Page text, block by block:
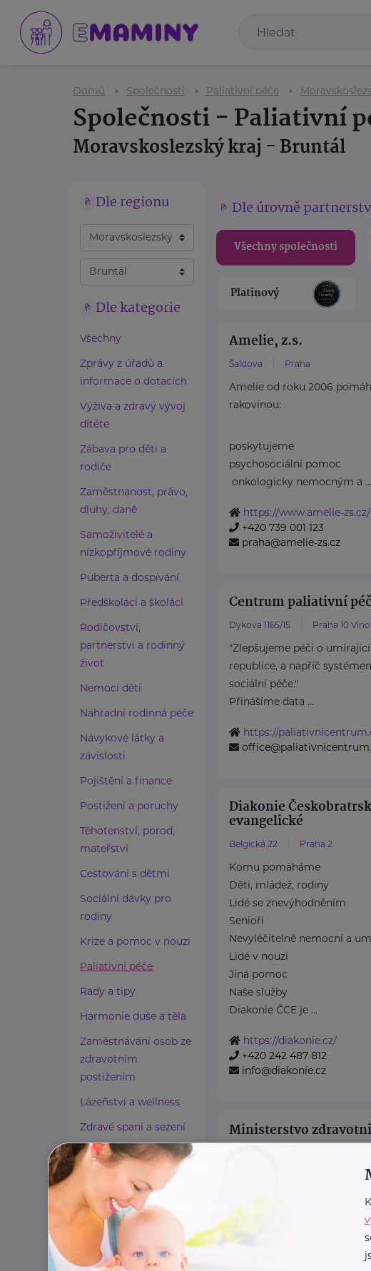
Domů Společnosti Paliativní péče
Společnosti - Paliativní
Moravskoslezský kraj - Bruntál
Dle regionu
Dle kategorie
Všechny
Zprávy z úřadů a
informace o dotacích
Výživa a zdravý vývoj
dítěte
Zábava pro děti a
rodiče
Zaměstnanost, právo,
dluhy, daně
Samoživitelé a
nízkopříjmové rodiny
Puberta a dospívání
Předškoláci a školáci
Rodičovství,
partnerství a rodinný
život
Nemoci dětí
Náhradní rodinná péče
Návykové látky a
závislosti
Pojištění a finance
Postižení a poruchy
Těhotenství, porod,
mateřství
Cestování s dětmi
Sociální dávky pro
rodiny
Krize a pomoc v nouzi
Paliativní péče
Rady a tipy
Harmonie duše a těla
Zaměstnávání osob ze
zdravotním
postižením
Lázeňství a wellness
Zdravé spaní a sezení
Zdravé obutí
Zdravotnické potřeby
Cestování
Propojování generací
Dle úrovně
Všechny společnosti
Platinový
Amelie, z.s.
Šaldova Praha
Amelie od roku 2006
rakovinou:
poskytujeme
psychosociální pomoc
onkologicky nemocným a ...
https://www.amelie-zs.cz/
+420 739 001 123
praha@amelie-zs.cz
Centrum paliativní
Dykova 1165/15 Praha 10
"Zlepšujeme péči o umírající
republice, a napříč
sociální péče."
Přinášíme data ...
https://
Diakonie
evangelické
Belgická 22 Praha 2
Komu pomáháme
Děti, mládež, rodiny
Lidé se znevýhodněním
Senioři
Nevyléčitelně nemocní a
Lidé v nouzi
Jiná pomoc
Naše služby
Diakonie ČCE je ...
https://diakonie.cz/
+420 242 487 812
info@diakonie.cz
Ministerstvo